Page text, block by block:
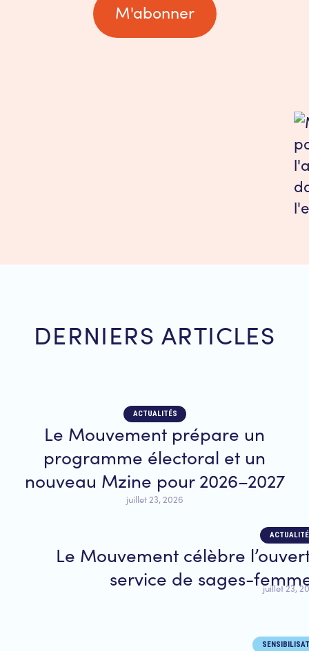
M'abonner
DERNIERS ARTICLES
ACTUALITÉS
Le Mouvement prépare un
programme électoral et un
nouveau Mzine pour 2026–2027
juillet 23, 2026
Le Mouvement célèbre
service de sages- juillet 23,